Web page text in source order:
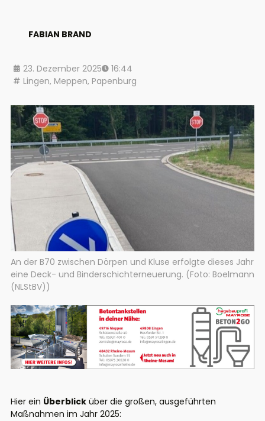
FABIAN BRAND
23. Dezember 2025
16:44
Lingen, Meppen, Papenburg
An der B70 zwischen Dörpen und Kluse erfolgte dieses Jahr
eine Deck- und Binderschichterneuerung. (Foto: Boelmann
(NLStBV))
Hier ein Überblick über die großen, ausgeführten
Maßnahmen im Jahr 2025: